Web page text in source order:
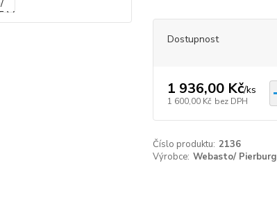
Dostupnost
1 936,00 Kč/ks
1 600,00 Kč bez DPH
Číslo produktu: 2136
Výrobce: Webasto/ Pierburg